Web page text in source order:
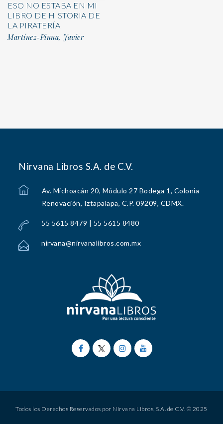
ESO NO ESTABA EN MI
LIBRO DE HISTORIA DE
LA PIRATERÍA
Martínez-Pinna, Javier
Nirvana Libros S.A. de C.V.
Av. Michoacán 20, Módulo 27 Bodega 1, Colonia
Renovación, Iztapalapa, C.P. 09209, CDMX.
55 5615 8479 | 55 5615 8480
nirvana@nirvanalibros.com.mx
Todos los Derechos Reservados por Nirvana Libros, S.A. de C.V. © 2025